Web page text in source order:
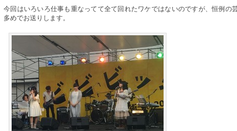
今回はいろいろ仕事も重なってて全て回れたワケではないのですが、恒例の
多めでお送りします。